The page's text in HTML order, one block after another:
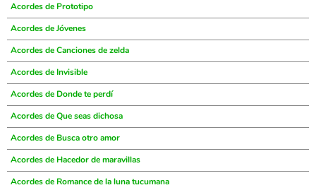
Acordes de Prototipo
Acordes de Jóvenes
Acordes de Canciones de zelda
Acordes de Invisible
Acordes de Donde te perdí
Acordes de Que seas dichosa
Acordes de Busca otro amor
Acordes de Hacedor de maravillas
Acordes de Romance de la luna tucumana